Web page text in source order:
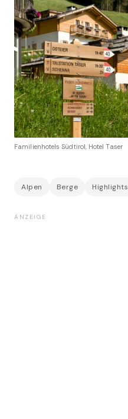
Familienhotels Südtirol, Hotel Taser
Alpen Berge Highlights
ANZEIGE